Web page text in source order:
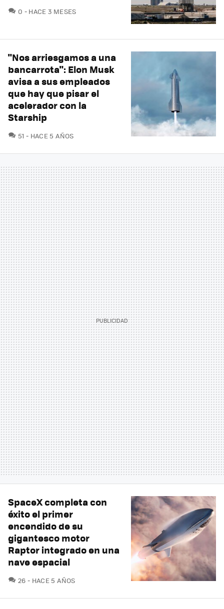
0 COMENTARIOS
HACE 3 MESES
"Nos arriesgamos a una
bancarrota": Elon Musk
avisa a sus empleados
que hay que pisar el
acelerador con la
Starship
51 COMENTARIOS
HACE 5 AÑOS
SpaceX completa con
éxito el primer
encendido de su
gigantesco motor
Raptor integrado en una
nave espacial
26 COMENTARIOS
HACE 5 AÑOS